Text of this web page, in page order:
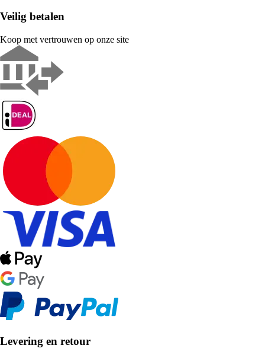
Veilig betalen
Koop met vertrouwen op onze site
Levering en retour